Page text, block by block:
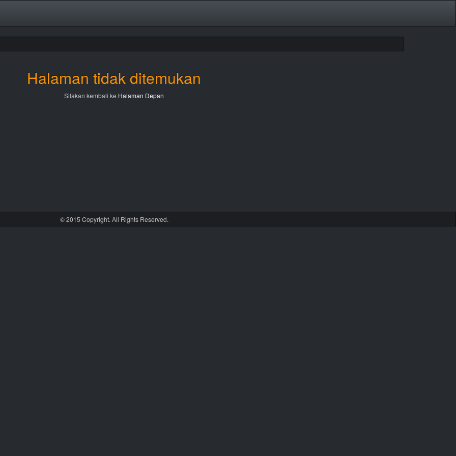
Halaman tidak ditemukan
Silakan kembali ke Halaman Depan
© 2015 Copyright. All Rights Reserved.